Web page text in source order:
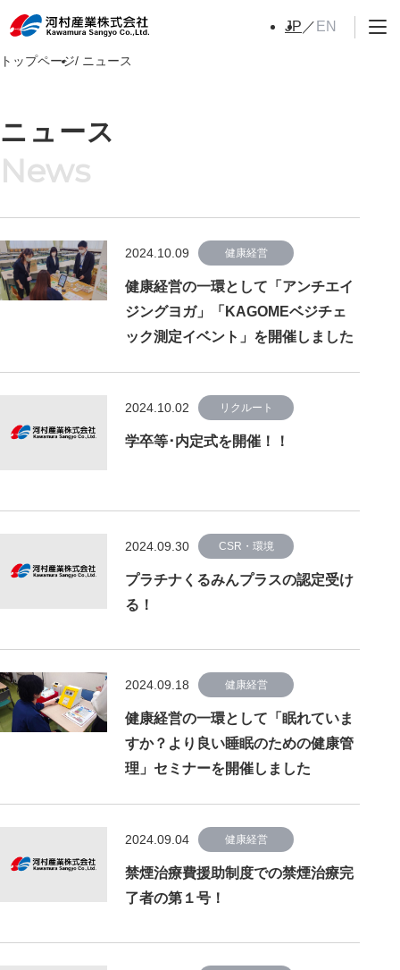
JP EN
トップページ ニュース
ニュース
2024.10.09 健康経営
健康経営の一環として「アンチエイ
ジングヨガ」「KAGOMEベジチェ
ック測定イベント」を開催しました
2024.10.02 リクルート
学卒等･内定式を開催！！
2024.09.30 CSR・環境
プラチナくるみんプラスの認定受け
る！
2024.09.18 健康経営
健康経営の一環として「眠れていま
すか？より良い睡眠のための健康管
理」セミナーを開催しました
2024.09.04 健康経営
禁煙治療費援助制度での禁煙治療完
了者の第１号！